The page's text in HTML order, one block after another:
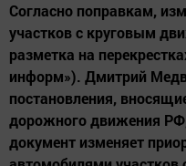
Согласно поправкам,
участков с круговым
разметка на
информ»). Дмитрий
постановления,
дорожного движения
документ изменяет